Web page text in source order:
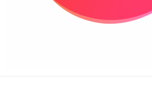
Сумки дорожные